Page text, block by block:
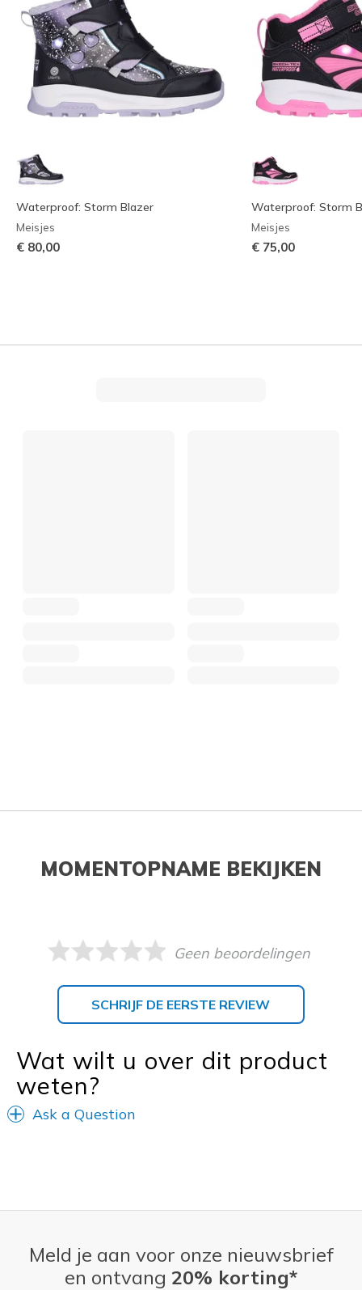
Waterproof: Storm Blazer
Meisjes
€ 80,00
Waterproof: Storm
Meisjes
€ 75,00
MOMENTOPNAME BEKIJKEN
Geen beoordelingen
SCHRIJF DE EERSTE REVIEW
Wat wilt u over dit product
weten?
Ask a Question
Meld je aan voor onze nieuwsbrief
en ontvang 20% korting*